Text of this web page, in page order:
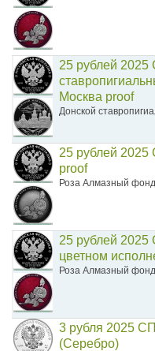
25 рублей
Москва proof
Донской
25 рублей
proof
Роза Алмазный фонд
25 рублей
цветном
Роза Алмазный
3 рубля 2025
(Серебро)